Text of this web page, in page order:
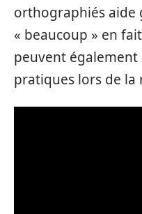
orthographiés aide
« beaucoup » en
peuvent
pratiques lors de la